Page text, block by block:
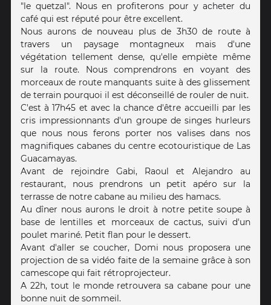
"le quetzal". Nous en profiterons pour y acheter du
café qui est réputé pour être excellent.
Nous aurons de nouveau plus de 3h30 de route à
travers un paysage montagneux mais d'une
végétation tellement dense, qu'elle empiète même
sur la route. Nous comprendrons en voyant des
morceaux de route manquants suite à des glissement
de terrain pourquoi il est déconseillé de rouler de nuit.
C'est à 17h45 et avec la chance d'être accueilli par les
cris impressionnants d'un groupe de singes hurleurs
que nous nous ferons porter nos valises dans nos
magnifiques cabanes du centre ecotouristique de Las
Guacamayas.
Avant de rejoindre Gabi, Raoul et Alejandro au
restaurant, nous prendrons un petit apéro sur la
terrasse de notre cabane au milieu des hamacs.
Au dîner nous aurons le droit à notre petite soupe à
base de lentilles et morceaux de cactus, suivi d'un
poulet mariné. Petit flan pour le dessert.
Avant d'aller se coucher, Domi nous proposera une
projection de sa vidéo faite de la semaine grâce à son
camescope qui fait rétroprojecteur.
A 22h, tout le monde retrouvera sa cabane pour une
bonne nuit de sommeil.